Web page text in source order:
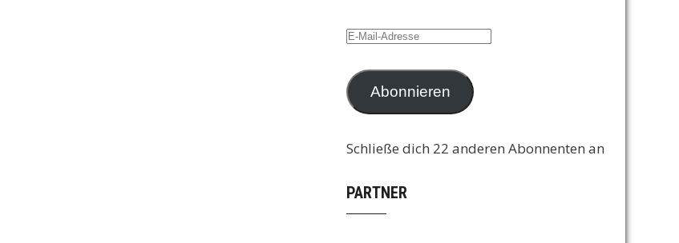
E-
Adresse
Abonnieren
Schließe dich 22 anderen Abonnenten an
PARTNER